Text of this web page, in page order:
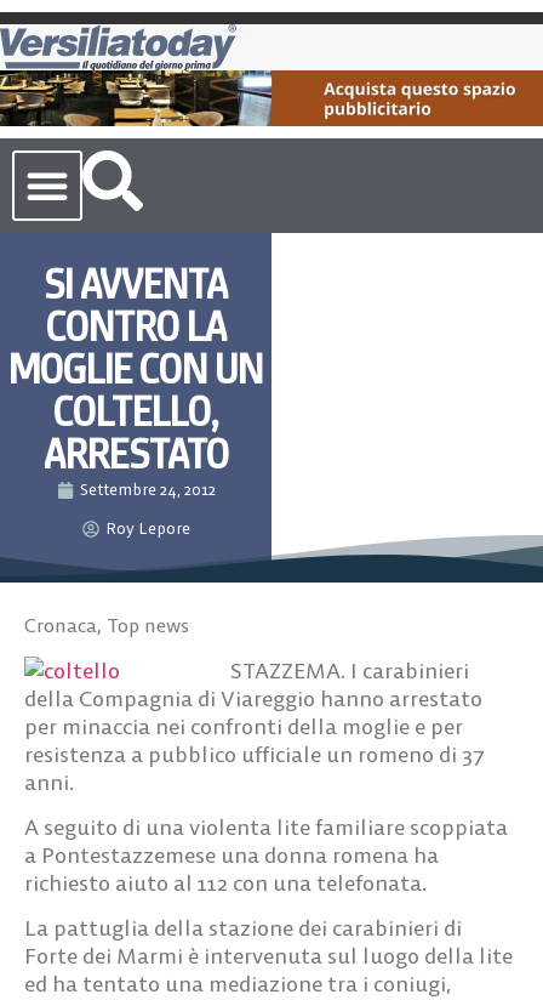
SI AVVENTA
CONTRO LA
MOGLIE CON UN
COLTELLO,
ARRESTATO
Settembre 24, 2012
Roy Lepore
Cronaca, Top news
STAZZEMA. I carabinieri
della Compagnia di Viareggio hanno arrestato
per minaccia nei confronti della moglie e per
resistenza a pubblico ufficiale un romeno di 37
anni.
A seguito di una violenta lite familiare scoppiata
a Pontestazzemese una donna romena ha
richiesto aiuto al 112 con una telefonata.
La pattuglia della stazione dei carabinieri di
Forte dei Marmi è intervenuta sul luogo della lite
ed ha tentato una mediazione tra i coniugi,